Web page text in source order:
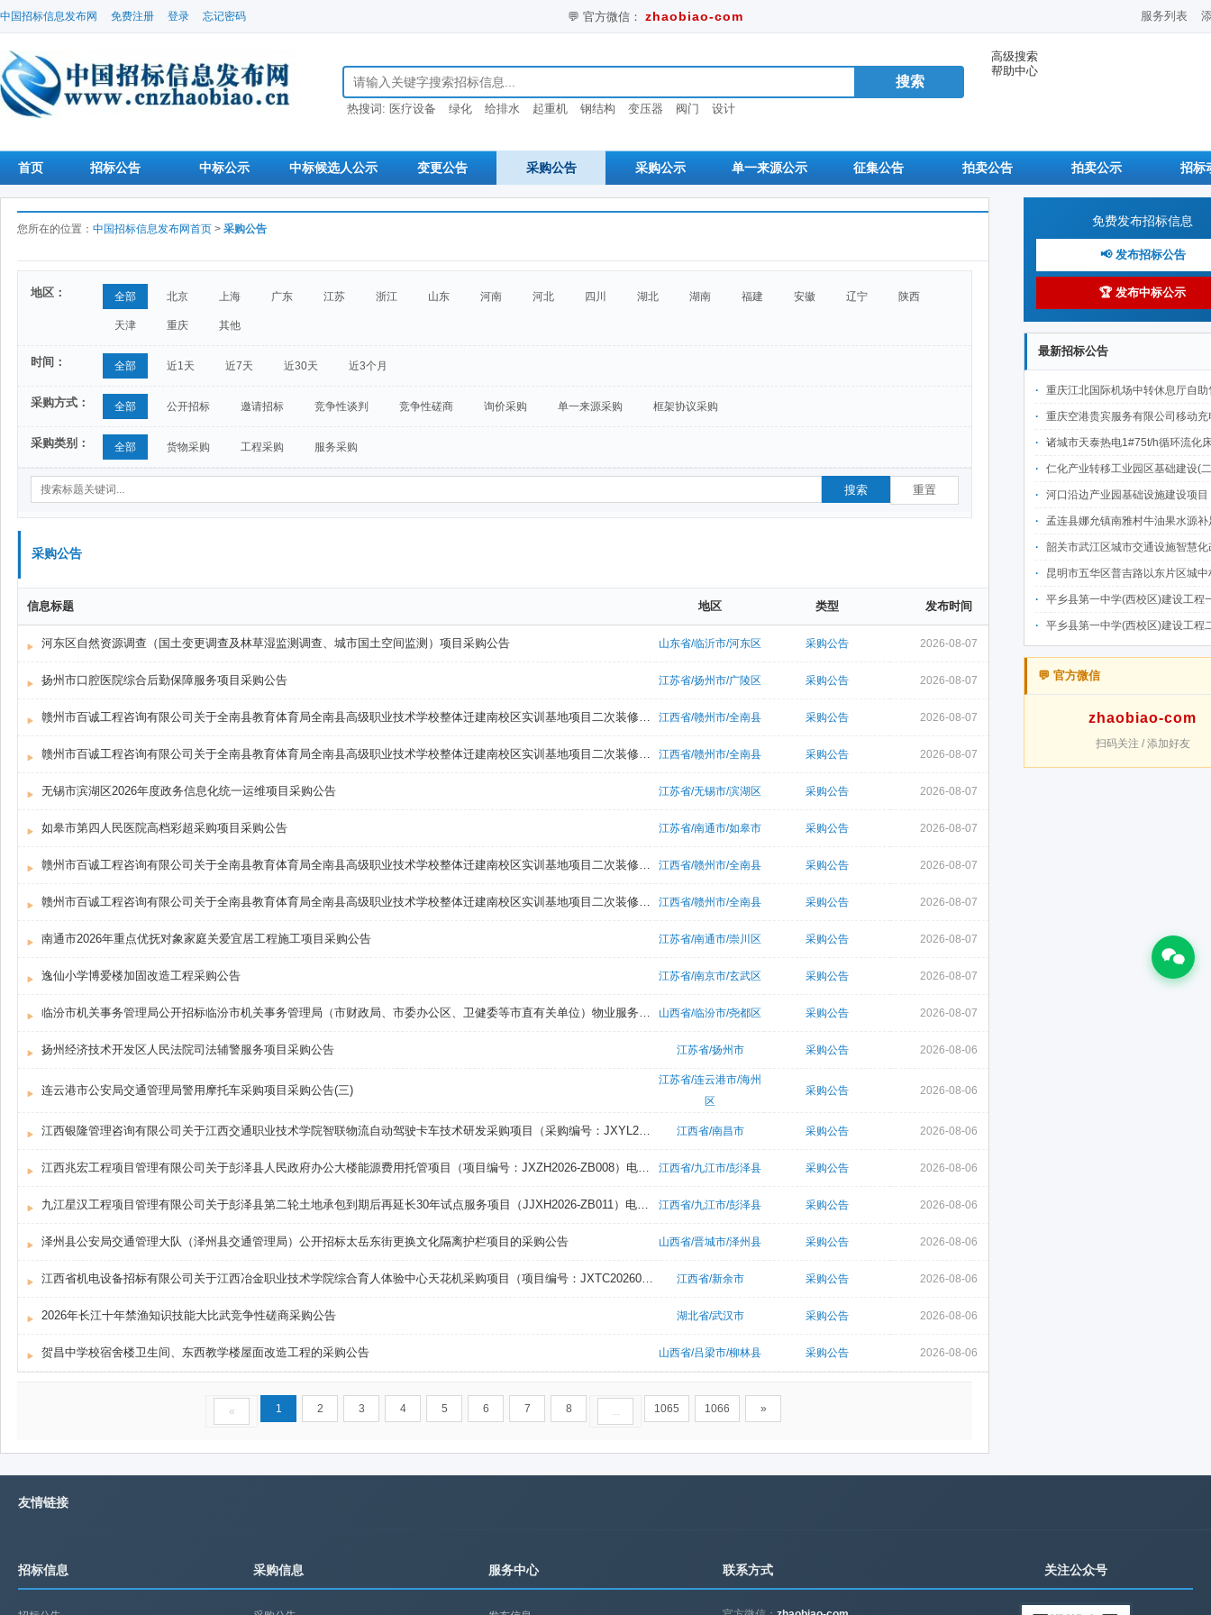
中国招标信息发布网 免费注册 登录 忘记密码 💬 官方微信： zhaobiao-com 服务列表
搜索招标信息
热搜词: 医疗设备 绿化 给排水 起重机 钢结构 变压器 阀门 设计
高级搜索
帮助中心
首页 招标公告 中标公示 中标候选人公示 变更公告 采购公告 采购公示 单一来源公示 征集公告 拍卖公告 拍卖公示 招标
您所在的位置： 中国招标信息发布网首页 > 采购公告
地区： 全部 北京 上海 广东 江苏 浙江 山东 河南 河北 四川 湖北 湖南 福建 安徽 辽宁 陕西
天津 重庆 其他
时间： 全部 近1天 近7天 近30天 近3个月
采购方式： 全部 公开招标 邀请招标 竞争性谈判 竞争性磋商 询价采购 单一来源采购 框架协议采购
采购类别： 全部 货物采购 工程采购 服务采购
搜索 重置
采购公告
信息标题 地区 类型 发布时间
河东区自然资源调查（国土变更调查及林草湿监测调查、城市国土空间监测）项目采购公告 山东省/临沂市/河东区 采购公告 2026-08-07
扬州市口腔医院综合后勤保障服务项目采购公告 江苏省/扬州市/广陵区 采购公告 2026-08-07
江西省/赣州市/全南县 采购公告 2026-08-07
江西省/赣州市/全南县 采购公告 2026-08-07
无锡市滨湖区2026年度政务信息化统一运维项目采购公告 江苏省/无锡市/滨湖区 采购公告 2026-08-07
如皋市第四人民医院高档彩超采购项目采购公告 江苏省/南通市/如皋市 采购公告 2026-08-07
江西省/赣州市/全南县 采购公告 2026-08-07
江西省/赣州市/全南县 采购公告 2026-08-07
南通市2026年重点优抚对象家庭关爱宜居工程施工项目采购公告 江苏省/南通市/崇川区 采购公告 2026-08-07
逸仙小学博爱楼加固改造工程采购公告 江苏省/南京市/玄武区 采购公告 2026-08-07
山西省/临汾市/尧都区 采购公告 2026-08-07
扬州经济技术开发区人民法院司法辅警服务项目采购公告 江苏省/扬州市 采购公告 2026-08-06
连云港市公安局交通管理局警用摩托车采购项目采购公告(三)
江苏省/连云港市/海州
区
采购公告 2026-08-06
江西省/南昌市 采购公告 2026-08-06
江西省/九江市/彭泽县 采购公告 2026-08-06
江西省/九江市/彭泽县 采购公告 2026-08-06
泽州县公安局交通管理大队（泽州县交通管理局）公开招标太岳东街更换文化隔离护栏项目的采购公告 山西省/晋城市/泽州县 采购公告 2026-08-06
江西省/新余市 采购公告 2026-08-06
2026年长江十年禁渔知识技能大比武竞争性磋商采购公告 湖北省/武汉市 采购公告 2026-08-06
贺昌中学校宿舍楼卫生间、东西教学楼屋面改造工程的采购公告 山西省/吕梁市/柳林县 采购公告 2026-08-06
« 1 2 3 4 5 6 7 8 ... 1065 1066 »
免费发布招标信息
📢 发布招标公告
🏆 发布中标公示
最新招标公告
重庆江北国际机场中转休息厅自助售卖机点位公开招
重庆空港贵宾服务有限公司移动充电宝点位资源公开
诸城市天泰热电1#75t/h循环流化床锅炉及配套设施升级改造项目（设计施工一体
仁化产业转移工业园区基础建设(二期)一韶关仁化产业园区工业二路道路及桥梁(西侧扩园段)建设
河口沿边产业园基础设施建设项目（二期）设计施工总承包（EPC）(三次
孟连县娜允镇南雅村牛油果水源补足提质增效建设项目
韶关市武江区城市交通设施智慧化改造提升项目-基础建设工程（一期）A标段施
昆明市五华区普吉路以东片区城中村改造项目（一期）A7、A-4-2地块安置房项目供配电设计施工一体化
平乡县第一中学(西校区)建设工程一标段施工
平乡县第一中学(西校区)建设工程二标段施工
💬 官方微信
zhaobiao-com
扫码关注 / 添加好友
友情链接
招标信息 采购信息 服务中心 联系方式 关注公众号